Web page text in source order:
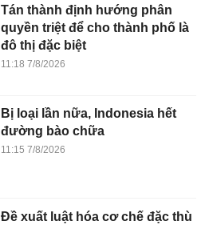
Tán thành định hướng phân
quyền triệt để cho thành phố là
đô thị đặc biệt
11:18 7/8/2026
Bị loại lần nữa, Indonesia hết
đường bào chữa
11:15 7/8/2026
Đề xuất luật hóa cơ chế đặc thù